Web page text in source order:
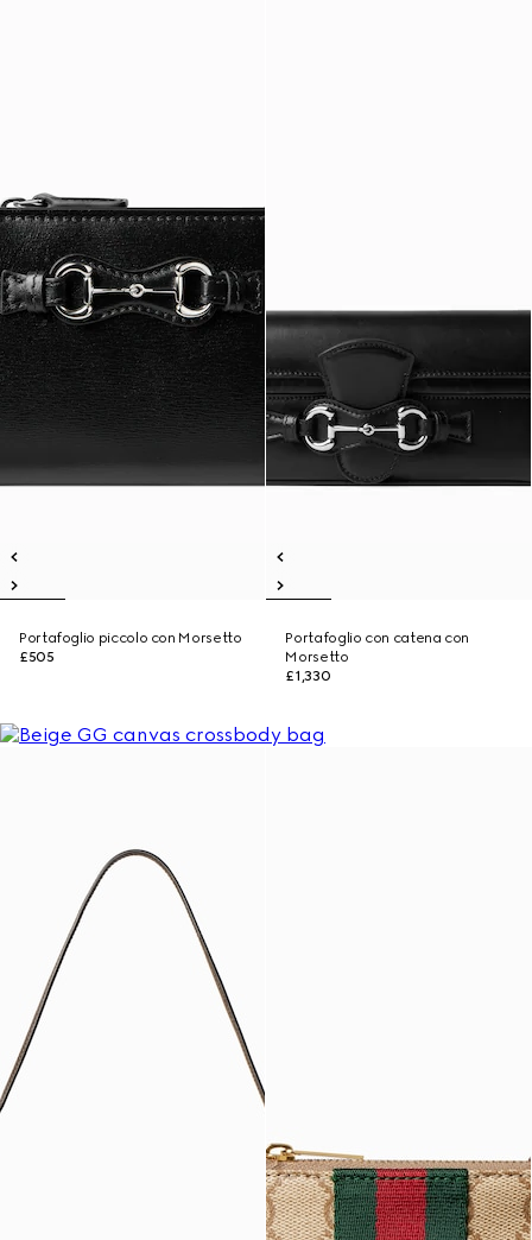
Portafoglio piccolo con Morsetto
£505
Portafoglio con catena con
Morsetto
£1,330